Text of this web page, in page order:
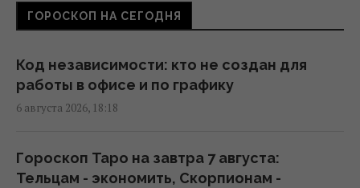
Англии обнаружили уникальную римскую
виллу
19:08 среда, 05 августа 2026
Что будет, если пить соду для
оздоровления: врач назвала последствия
ГОРОСКОП НА СЕГОДНЯ
Код независимости: кто не создан для
работы в офисе и по графику
6 августа 2026, 18:18
Гороскоп Таро на завтра 7 августа:
Тельцам - экономить, Скорпионам -